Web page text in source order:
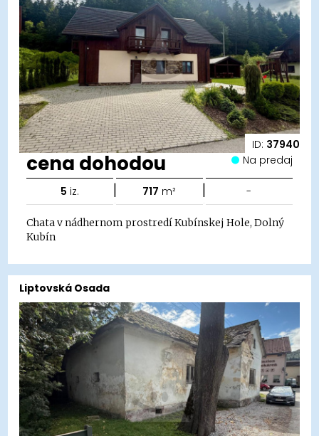
ID: 37940
cena dohodou Na predaj
5 iz. | 717 m² | -
Chata v nádhernom prostredí Kubínskej Hole, Dolný
Kubín
Liptovská Osada